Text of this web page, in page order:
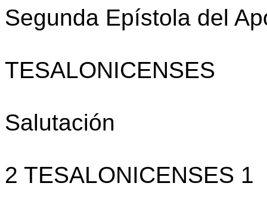
Segunda Epístola del
TESALONICENSES
Salutación
2 TESALONICENSES 1